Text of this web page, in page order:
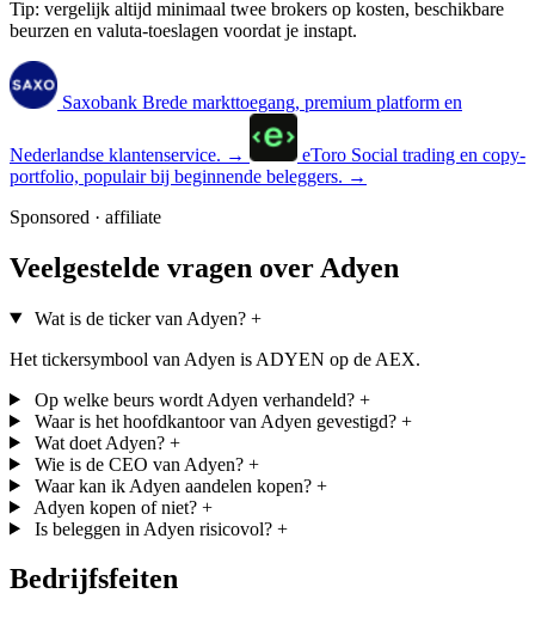
Tip: vergelijk altijd minimaal twee brokers op kosten, beschikbare
beurzen en valuta-toeslagen voordat je instapt.
Saxobank Brede markttoegang, premium platform en
Nederlandse klantenservice. → eToro Social trading en copy-
portfolio, populair bij beginnende beleggers. →
Sponsored · affiliate
Veelgestelde vragen over Adyen
Wat is de ticker van Adyen? +
Het tickersymbool van Adyen is ADYEN op de AEX.
Op welke beurs wordt Adyen verhandeld? +
Waar is het hoofdkantoor van Adyen gevestigd? +
Wat doet Adyen? +
Wie is de CEO van Adyen? +
Waar kan ik Adyen aandelen kopen? +
Adyen kopen of niet? +
Is beleggen in Adyen risicovol? +
Bedrijfsfeiten